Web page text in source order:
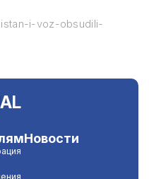
i-voz-obsudili-
Новости